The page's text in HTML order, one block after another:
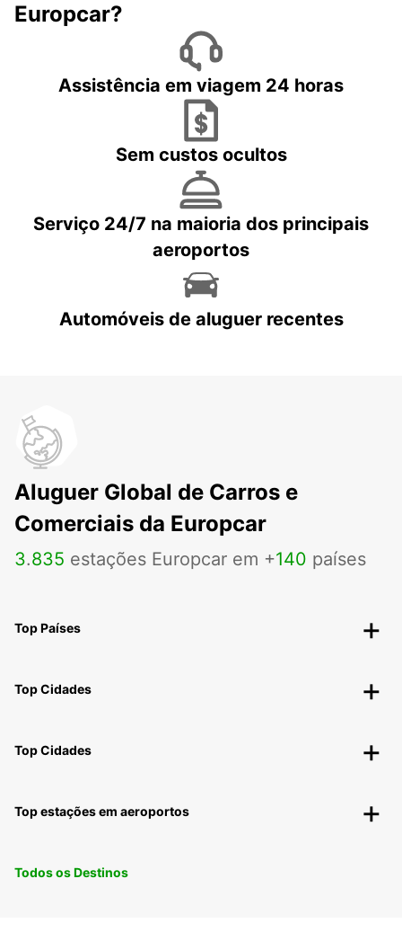
Europcar?
Assistência em viagem 24 horas
Sem custos ocultos
Serviço 24/7 na maioria dos principais
aeroportos
Automóveis de aluguer recentes
Aluguer Global de Carros e
Comerciais da Europcar
3.835 estações Europcar em +140 países
Top Países
Top Cidades
Top Cidades
Top estações em aeroportos
Todos os Destinos